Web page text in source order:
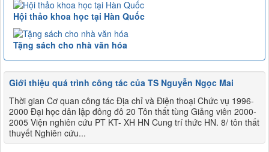
Hội thảo khoa học tại Hàn Quốc
Tặng sách cho nhà văn hóa
Giới thiệu quá trình công tác của TS Nguyễn Ngọc Mai
Thời gian Cơ quan công tác Địa chỉ và Điện thoại Chức vụ 1996-
2000 Đại học dân lập đông đô 20 Tôn thất tùng Giảng viên 2000-
2005 Viện nghiên cứu PT KT- XH HN Cung trí thức HN. 8/ tôn thất
thuyết Nghiên cứu...